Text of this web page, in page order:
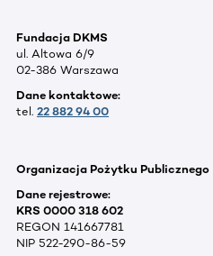
Fundacja DKMS
ul. Altowa 6/9
02-386 Warszawa
Dane kontaktowe:
tel. 22 882 94 00
Organizacja Pożytku Publicznego
Dane rejestrowe:
KRS 0000 318 602
REGON 141667781
NIP 522-290-86-59